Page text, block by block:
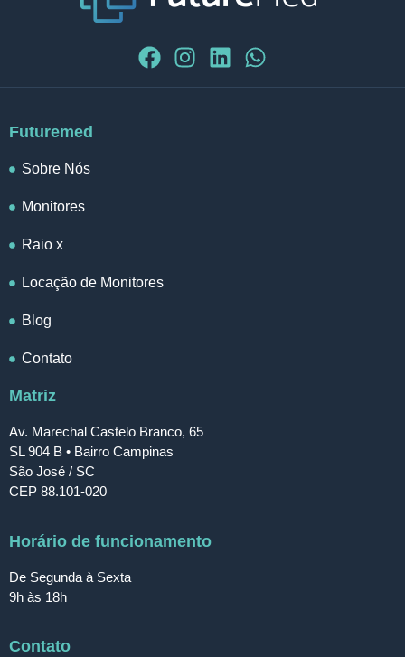
Futuremed
Sobre Nós
Monitores
Raio x
Locação de Monitores
Blog
Contato
Matriz
Av. Marechal Castelo Branco, 65
SL 904 B • Bairro Campinas
São José / SC
CEP 88.101-020
Horário de funcionamento
De Segunda à Sexta
9h às 18h
Contato